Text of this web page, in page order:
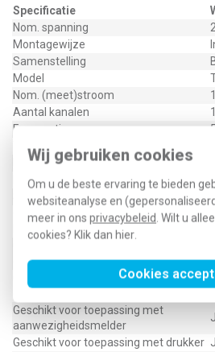
Wij gebruiken cookies
Om u de beste ervaring te bieden
websiteanalyse en
meer in ons privacybeleid. Wilt u
cookies? Klik dan hier.
Cookies
Specificatie
Nom. spanning
Montagewijze
Samenstelling
Model
Nom. (meet)stroom
Aantal kanalen
1
Frequentie
Type belasting
Bevestigingswijze
Ingang voor nevenunit
Schakelvermogen HVAC
Geschikt voor toepassing met
bewegingsmelder
drukker
Geschikt voor toepassing met IR-
Geschikt voor toepassing met
aanwezigheidsmelder
Geschikt voor toepassing met drukker